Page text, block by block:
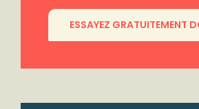
ESSAYEZ GRATUITEMENT